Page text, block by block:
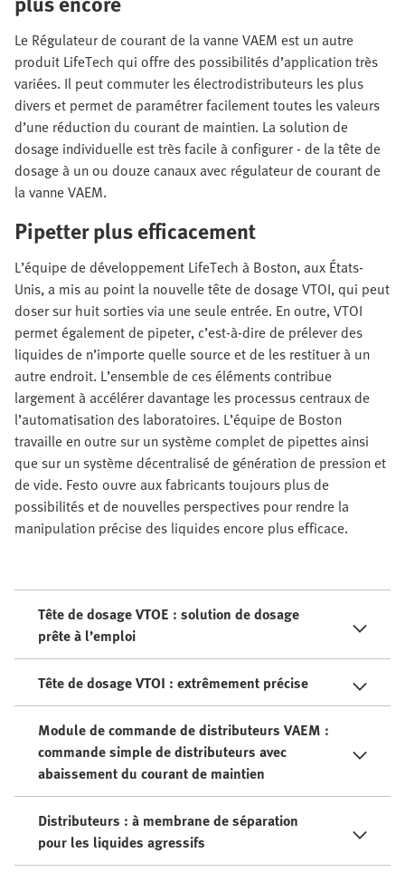
Le Régulateur de courant de la vanne VAEM est un autre
produit LifeTech qui offre des possibilités d’application très
variées. Il peut commuter les électrodistributeurs les plus
divers et permet de paramétrer facilement toutes les valeurs
d’une réduction du courant de maintien. La solution de
dosage individuelle est très facile à configurer - de la tête de
dosage à un ou douze canaux avec régulateur de courant de
la vanne VAEM.
Pipetter plus efficacement
L’équipe de développement LifeTech à Boston, aux États-
Unis, a mis au point la nouvelle tête de dosage VTOI, qui peut
doser sur huit sorties via une seule entrée. En outre, VTOI
permet également de pipeter, c’est-à-dire de prélever des
liquides de n’importe quelle source et de les restituer à un
autre endroit. L’ensemble de ces éléments contribue
largement à accélérer davantage les processus centraux de
l’automatisation des laboratoires. L’équipe de Boston
travaille en outre sur un système complet de pipettes ainsi
que sur un système décentralisé de génération de pression et
de vide. Festo ouvre aux fabricants toujours plus de
possibilités et de nouvelles perspectives pour rendre la
manipulation précise des liquides encore plus efficace.
Tête de dosage VTOE : solution de dosage
prête à l’emploi
Tête de dosage VTOI : extrêmement précise
Module de commande de distributeurs VAEM :
commande simple de distributeurs avec
abaissement du courant de maintien
Distributeurs : à membrane de séparation
pour les liquides agressifs